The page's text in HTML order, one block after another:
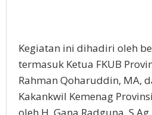
Kegiatan ini dihadiri oleh
termasuk Ketua FKUB
Rahman Qoharuddin, MA,
Kakankwil Kemenag